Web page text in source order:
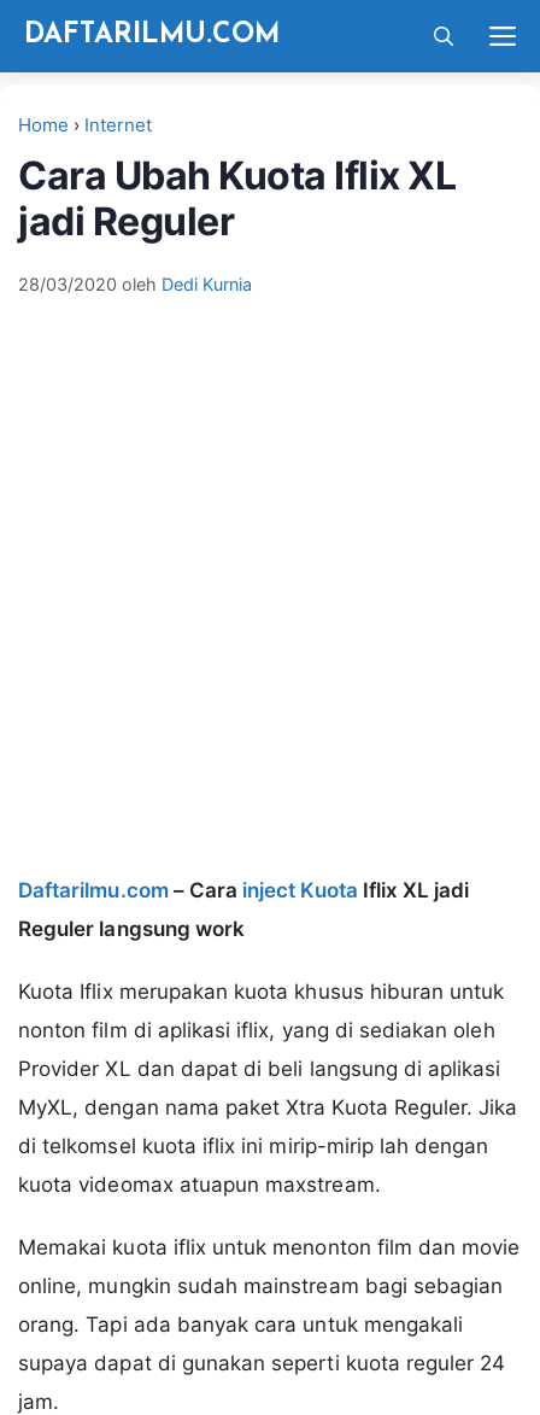
Langsung
DAFTARILMU.COM
Home › Internet
Cara Ubah Kuota Iflix XL
jadi Reguler
28/03/2020 oleh Dedi Kurnia
Daftarilmu.com– Cara inject Kuota Iflix XL jadi
Reguler langsung work
Kuota Iflix merupakan kuota khusus hiburan untuk
nonton film di aplikasi iflix, yang di sediakan oleh
Provider XL dan dapat di beli langsung di aplikasi
MyXL, dengan nama paket Xtra Kuota Reguler. Jika
di telkomsel kuota iflix ini mirip-mirip lah dengan
kuota videomax atuapun maxstream.
Memakai kuota iflix untuk menonton film dan movie
online, mungkin sudah mainstream bagi sebagian
orang. Tapi ada banyak cara untuk mengakali
supaya dapat di gunakan seperti kuota reguler 24
jam.